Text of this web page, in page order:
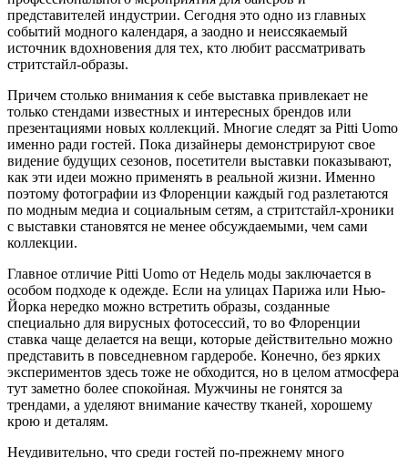
представителей индустрии. Сегодня это одно из главных
событий модного календаря, а заодно и неиссякаемый
источник вдохновения для тех, кто любит рассматривать
стритстайл-образы.
Причем столько внимания к себе выставка привлекает не
только стендами известных и интересных брендов или
презентациями новых коллекций. Многие следят за Pitti Uomo
именно ради гостей. Пока дизайнеры демонстрируют свое
видение будущих сезонов, посетители выставки показывают,
как эти идеи можно применять в реальной жизни. Именно
поэтому фотографии из Флоренции каждый год разлетаются
по модным медиа и социальным сетям, а стритстайл-хроники
с выставки становятся не менее обсуждаемыми, чем сами
коллекции.
Главное отличие Pitti Uomo от Недель моды заключается в
особом подходе к одежде. Если на улицах Парижа или Нью-
Йорка нередко можно встретить образы, созданные
специально для вирусных фотосессий, то во Флоренции
ставка чаще делается на вещи, которые действительно можно
представить в повседневном гардеробе. Конечно, без ярких
экспериментов здесь тоже не обходится, но в целом атмосфера
тут заметно более спокойная. Мужчины не гонятся за
трендами, а уделяют внимание качеству тканей, хорошему
крою и деталям.
Неудивительно, что среди гостей по-прежнему много